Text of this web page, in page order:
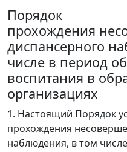
Порядок
прохождения
диспансерного
числе в период
воспитания в
организациях
1. Настоящий Порядок
прохождения
наблюдения, в том